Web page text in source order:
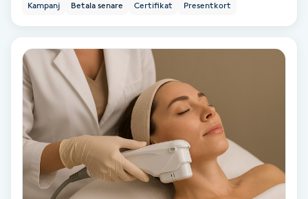
Friskvårdsmassage
Frisör
Funktionsanalys
Färgning
Föning
Kampanj Betala senare Certifikat Presentkort